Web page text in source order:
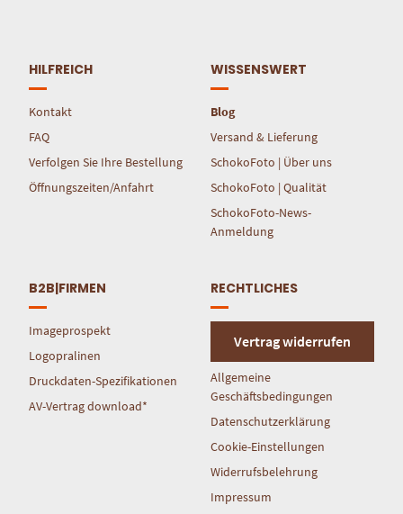
HILFREICH
Kontakt
FAQ
Verfolgen Sie Ihre Bestellung
Öffnungszeiten/Anfahrt
WISSENSWERT
Blog
Versand & Lieferung
SchokoFoto | Über uns
SchokoFoto | Qualität
SchokoFoto-News-
Anmeldung
B2B|FIRMEN
Imageprospekt
Logopralinen
Druckdaten-Spezifikationen
AV-Vertrag download*
RECHTLICHES
Vertrag widerrufen
Allgemeine
Geschäftsbedingungen
Datenschutzerklärung
Cookie-Einstellungen
Widerrufsbelehrung
Impressum